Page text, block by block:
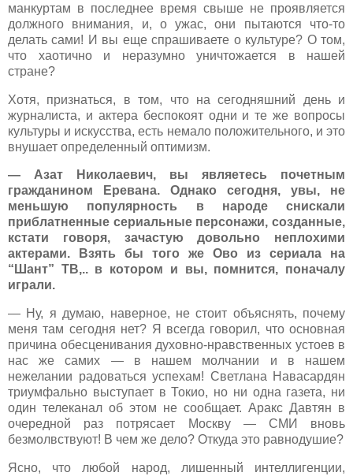
манкуртам в последнее время свыше не проявляется
должного внимания, и, о ужас, они пытаются что-то
делать сами! И вы еще спрашиваете о культуре? О том,
что хаотично и неразумно уничтожается в нашей
стране?
Хотя, признаться, в том, что на сегодняшний день и
журналиста, и актера беспокоят одни и те же вопросы
культуры и искусства, есть немало положительного, и это
внушает определенный оптимизм.
— Азат Николаевич, вы являетесь почетным
гражданином Еревана. Однако сегодня, увы, не
меньшую популярность в народе снискали
приблатненные сериальные персонажи, созданные,
кстати говоря, зачастую довольно неплохими
актерами. Взять бы того же Ово из сериала на
“Шант” ТВ,.. в котором и вы, помнится, поначалу
играли.
— Ну, я думаю, наверное, не стоит объяснять, почему
меня там сегодня нет? Я всегда говорил, что основная
причина обесценивания духовно-нравственных устоев в
нас же самих — в нашем молчании и в нашем
нежелании радоваться успехам! Светлана Навасардян
триумфально выступает в Токио, но ни одна газета, ни
один телеканал об этом не сообщает. Аракс Давтян в
очередной раз потрясает Москву — СМИ вновь
безмолвствуют! В чем же дело? Откуда это равнодушие?
Ясно, что любой народ, лишенный интеллигенции,